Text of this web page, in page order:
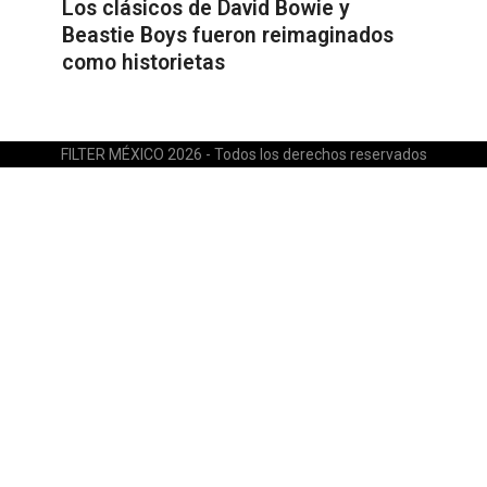
Los clásicos de David Bowie y
Beastie Boys fueron reimaginados
como historietas
FILTER MÉXICO 2026 - Todos los derechos reservados